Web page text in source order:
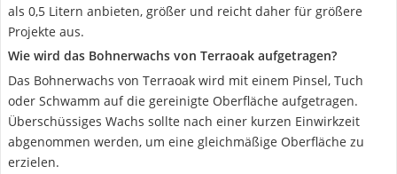
als 0,5 Litern anbieten, größer und reicht daher für größere
Projekte aus.
Wie wird das Bohnerwachs von Terraoak aufgetragen?
Das Bohnerwachs von Terraoak wird mit einem Pinsel, Tuch
oder Schwamm auf die gereinigte Oberfläche aufgetragen.
Überschüssiges Wachs sollte nach einer kurzen Einwirkzeit
abgenommen werden, um eine gleichmäßige Oberfläche zu
erzielen.